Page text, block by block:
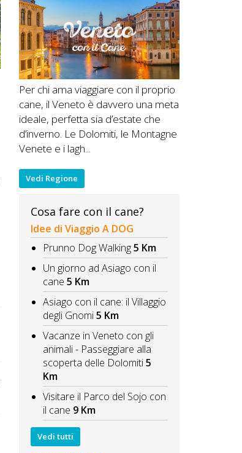
Per chi ama viaggiare con il proprio
cane, il Veneto è davvero una meta
ideale, perfetta sia d’estate che
d’inverno. Le Dolomiti, le Montagne
Venete e i lagh...
Vedi Regione
Cosa fare con il cane?
Idee di Viaggio A DOG
Prunno Dog Walking 5 Km
Un giorno ad Asiago con il
cane 5 Km
Asiago con il cane: il Villaggio
degli Gnomi 5 Km
Vacanze in Veneto con gli
animali - Passeggiare alla
scoperta delle Dolomiti 5
Km
Visitare il Parco del Sojo con
il cane 9 Km
Vedi tutti